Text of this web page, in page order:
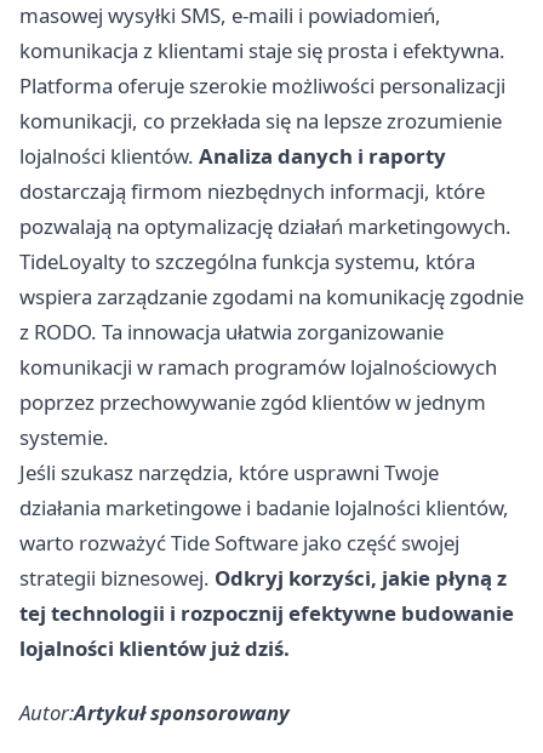
masowej wysyłki SMS, e-maili i powiadomień,
komunikacja z klientami staje się prosta i efektywna.
Platforma oferuje szerokie możliwości personalizacji
komunikacji, co przekłada się na lepsze zrozumienie
lojalności klientów. Analiza danych i raporty
dostarczają firmom niezbędnych informacji, które
pozwalają na optymalizację działań marketingowych.
TideLoyalty to szczególna funkcja systemu, która
wspiera zarządzanie zgodami na komunikację zgodnie
z RODO. Ta innowacja ułatwia zorganizowanie
komunikacji w ramach programów lojalnościowych
poprzez przechowywanie zgód klientów w jednym
systemie.
Jeśli szukasz narzędzia, które usprawni Twoje
działania marketingowe i badanie lojalności klientów,
warto rozważyć Tide Software jako część swojej
strategii biznesowej. Odkryj korzyści, jakie płyną z
tej technologii i rozpocznij efektywne budowanie
lojalności klientów już dziś.
Autor:Artykuł sponsorowany